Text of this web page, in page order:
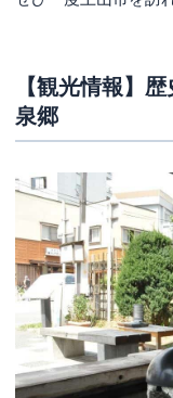
【観光情報】
泉郷